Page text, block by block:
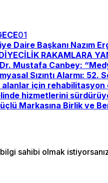
01
Daire Başkanı Nazım
RAKAMLARA
Mustafa Canbey:
Sızıntı Alarmı: 52.
için rehabilitasyon
hizmetlerini
Markasına Birlik ve
sahibi olmak